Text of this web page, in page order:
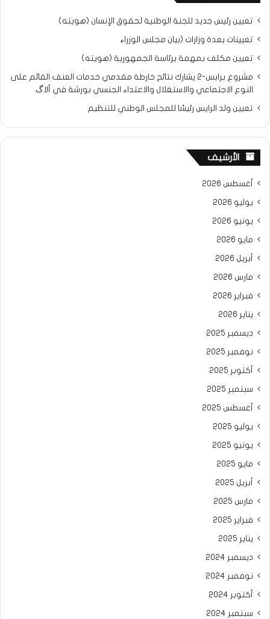
تعيين رئيس جديد للجنة الوطنية لحقوق الإنسان (هويته)
تعيينات بعدة وزارات (بيان مجلس الوزراء
تعيين مكلف بمهمة برئاسة الجمهورية (هويته)
مشروع برابس-2 يشارك نتائح خارطة مقدمي خدمات العنف القائم على
النوع الاجتماعي والاستغلال والاعتداء الجنسي بورشة في ألاگ
تعيين ولد الرايس رئيسًا للمجلس الوطني للتنظيم
الأرشيف
أغسطس 2026
يوليو 2026
يونيو 2026
مايو 2026
أبريل 2026
مارس 2026
فبراير 2026
يناير 2026
ديسمبر 2025
نوفمبر 2025
أكتوبر 2025
سبتمبر 2025
أغسطس 2025
يوليو 2025
يونيو 2025
مايو 2025
أبريل 2025
مارس 2025
فبراير 2025
يناير 2025
ديسمبر 2024
نوفمبر 2024
أكتوبر 2024
سبتمبر 2024